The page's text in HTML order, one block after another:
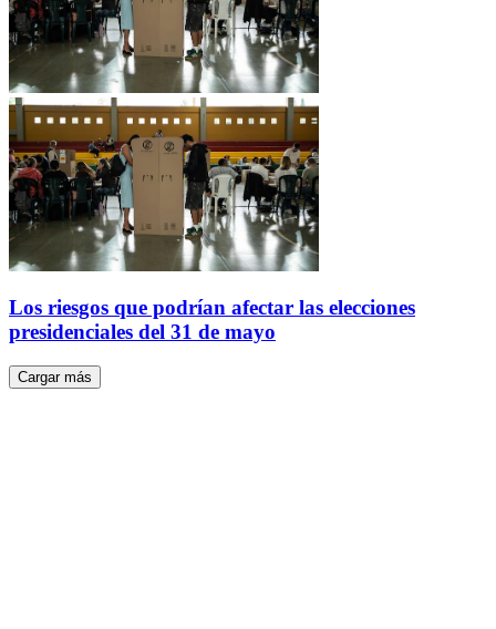
Los riesgos que podrían afectar las elecciones
presidenciales del 31 de mayo
Cargar más